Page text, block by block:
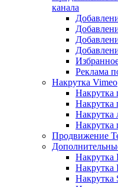
канала
Реклама
Накрутка Vimeo
Накрутка
Накрутка
Накрутка
Накрутка
Продвижение
Накрутка
Накрутка
Накрутка